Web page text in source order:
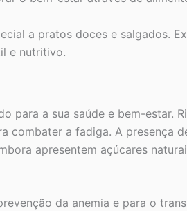
a pratos doces e salgados.
e nutritivo.
para a sua saúde e bem-estar.
combater a fadiga. A presença
apresentem açúcares
da anemia e para o